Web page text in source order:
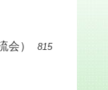
会）
815